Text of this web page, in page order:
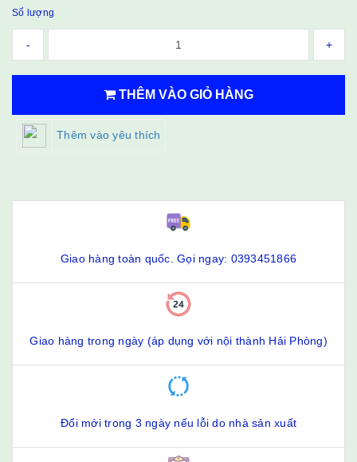
Số lượng
- +
THÊM VÀO GIỎ HÀNG
Thêm vào yêu thích
Giao hàng toàn quốc. Gọi ngay: 0393451866
Giao hàng trong ngày (áp dụng với nội thành Hải Phòng)
Đổi mới trong 3 ngày nếu lỗi do nhà sản xuất